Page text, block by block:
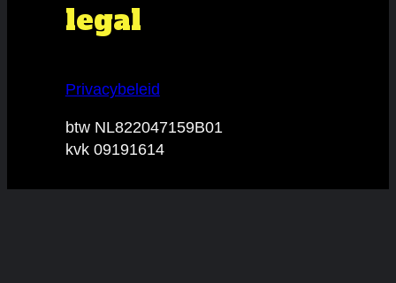
legal
Privacybeleid
btw NL822047159B01
kvk 09191614